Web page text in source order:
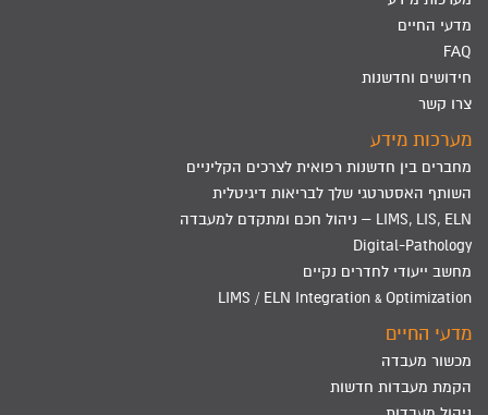
מדעי החיים
FAQ
חידושים וחדשנות
צרו קשר
מערכות מידע
מחברים בין חדשנות רפואית לצרכים הקליניים
השותף האסטרטגי שלך לבריאות דיגיטלית
LIMS, LIS, ELN – ניהול חכם ומתקדם למעבדה
Digital-Pathology
מחשב ייעודי לחדרים נקיים
LIMS / ELN Integration & Optimization
מדעי החיים
מכשור מעבדה
הקמת מעבדות חדשות